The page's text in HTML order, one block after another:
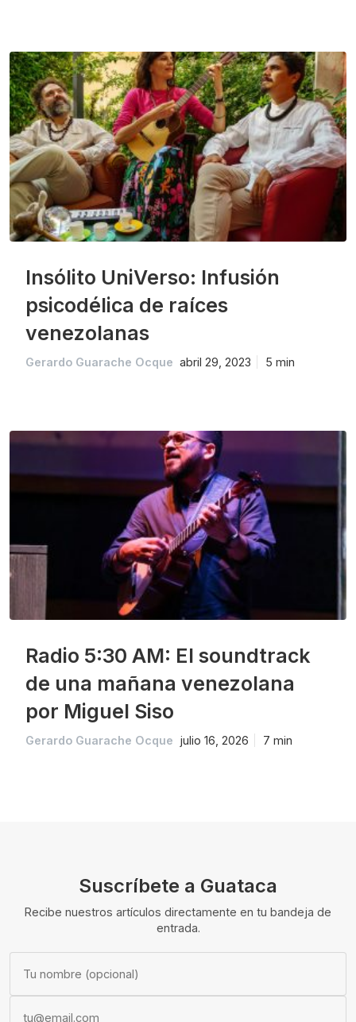
Insólito UniVerso: Infusión
psicodélica de raíces
venezolanas
Gerardo Guarache Ocque abril 29, 2023 5 min
Radio 5:30 AM: El soundtrack
de una mañana venezolana
por Miguel Siso
Gerardo Guarache Ocque julio 16, 2026 7 min
Suscríbete a Guataca
Recibe nuestros artículos directamente en tu bandeja de
entrada.